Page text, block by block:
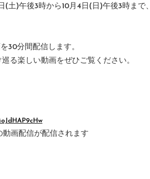
土)午後3時から10月4日(日)午後3時まで、
30分間配信します。
る楽しい動画をぜひご覧ください。
画配信が配信されます